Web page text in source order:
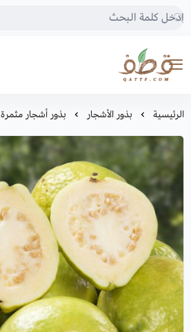
متجر قطف للبذور
الرئيسية بذور الأشجار بذور أشجار مثمرة